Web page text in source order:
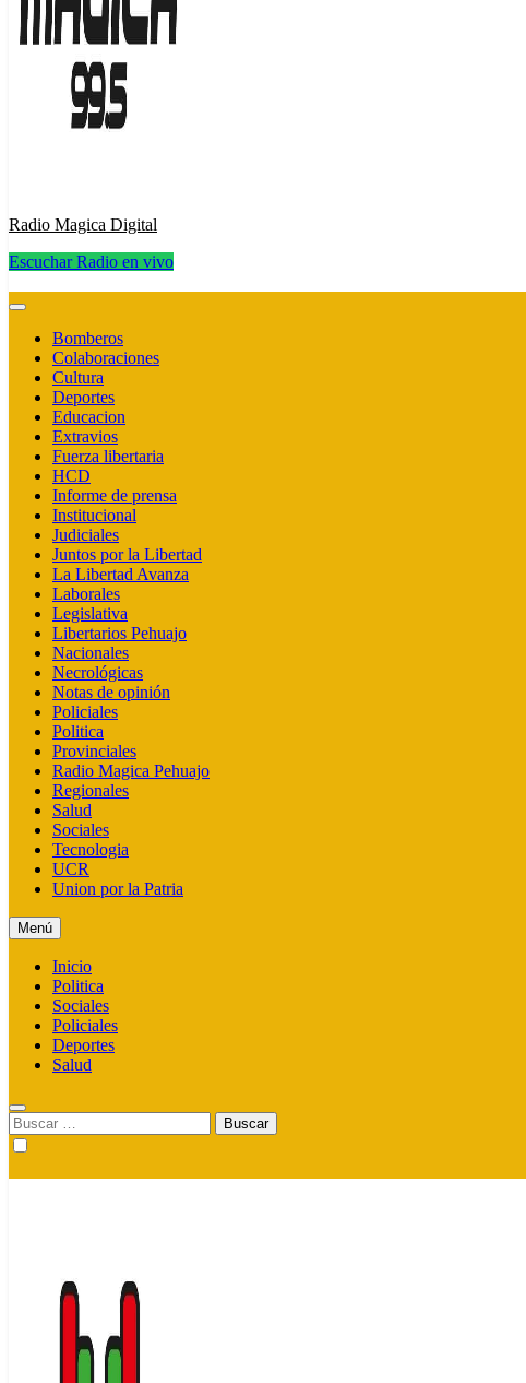
Radio Magica Digital
Escuchar Radio en vivo
Bomberos
Colaboraciones
Cultura
Deportes
Educacion
Extravios
Fuerza libertaria
HCD
Informe de prensa
Institucional
Judiciales
Juntos por la Libertad
La Libertad Avanza
Laborales
Legislativa
Libertarios Pehuajo
Nacionales
Necrológicas
Notas de opinión
Policiales
Politica
Provinciales
Radio Magica Pehuajo
Regionales
Salud
Sociales
Tecnologia
UCR
Union por la Patria
Menú
Inicio
Politica
Sociales
Policiales
Deportes
Salud
Buscar: